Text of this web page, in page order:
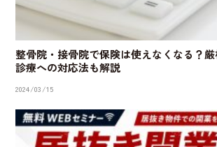
整骨院・接骨院で保険は使えなくなる？
診療への対応法も解説
2024/03/15